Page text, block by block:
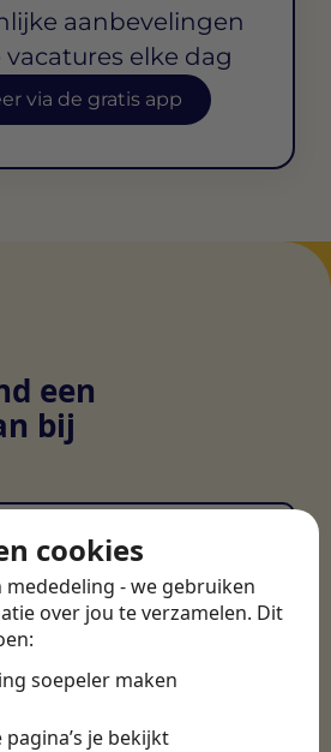
cookies
mededeling - we gebruiken
over jou te verzamelen. Dit
soepeler maken
je bekijkt
aanbevelingen
vacatures elke dag
via de gratis app
een
bij
heb ik op een hele
manier eigenlijk
baan gevonden. Met heel